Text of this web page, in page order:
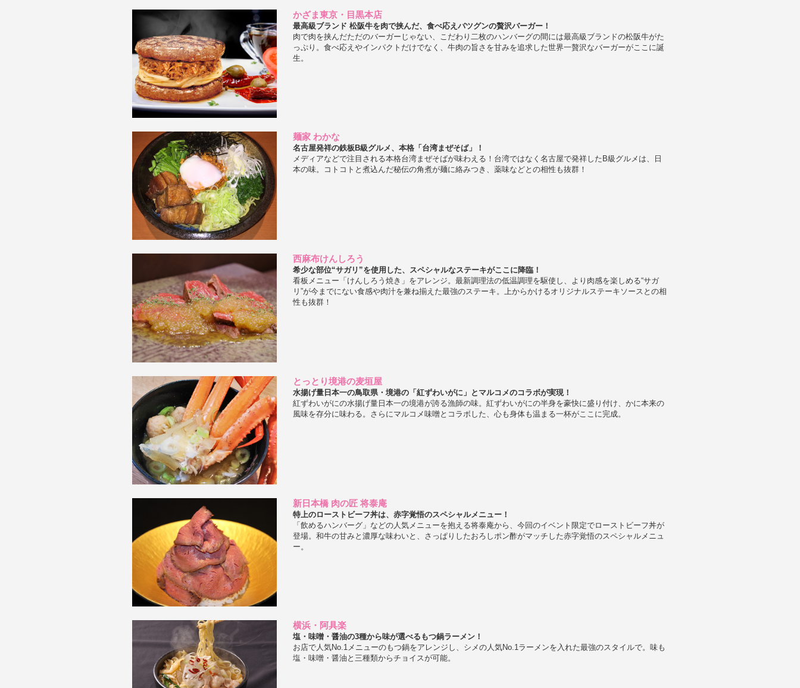
かざま東京・目黒本店
最高級ブランド 松阪牛を肉で挟んだ、食べ応えバツグンの贅沢バーガー！
肉で肉を挟んだただのバーガーじゃない、こだわり二枚のハンバーグの間には最高級ブランドの松阪牛がた
っぷり。食べ応えやインパクトだけでなく、牛肉の旨さを甘みを追求した世界一贅沢なバーガーがここに誕
生。
麺家 わかな
名古屋発祥の鉄板B級グルメ、本格「台湾まぜそば」！
メディアなどで注目される本格台湾まぜそばが味わえる！台湾ではなく名古屋で発祥したB級グルメは、日
本の味。コトコトと煮込んだ秘伝の角煮が麺に絡みつき、薬味などとの相性も抜群！
西麻布けんしろう
希少な部位“サガリ”を使用した、スペシャルなステーキがここに降臨！
看板メニュー「けんしろう焼き」をアレンジ。最新調理法の低温調理を駆使し、より肉感を楽しめる“サガ
リ”が今までにない食感や肉汁を兼ね揃えた最強のステーキ。上からかけるオリジナルステーキソースとの相
性も抜群！
とっとり境港の麦垣屋
水揚げ量日本一の鳥取県・境港の「紅ずわいがに」とマルコメのコラボが実現！
紅ずわいがにの水揚げ量日本一の境港が誇る漁師の味。紅ずわいがにの半身を豪快に盛り付け、かに本来の
風味を存分に味わる。さらにマルコメ味噌とコラボした、心も身体も温まる一杯がここに完成。
新日本橋 肉の匠 将泰庵
特上のローストビーフ丼は、赤字覚悟のスペシャルメニュー！
「飲めるハンバーグ」などの人気メニューを抱える将泰庵から、今回のイベント限定でローストビーフ丼が
登場。和牛の甘みと濃厚な味わいと、さっぱりしたおろしポン酢がマッチした赤字覚悟のスペシャルメニュ
ー。
横浜・阿具楽
塩・味噌・醤油の3種から味が選べるもつ鍋ラーメン！
お店で人気No.1メニューのもつ鍋をアレンジし、シメの人気No.1ラーメンを入れた最強のスタイルで。味も
塩・味噌・醤油と三種類からチョイスが可能。